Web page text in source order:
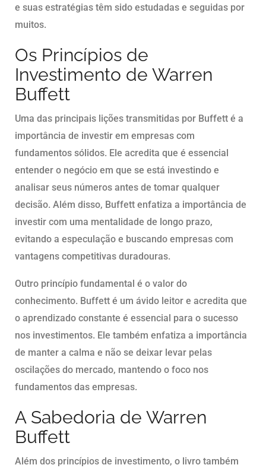
e suas estratégias têm sido estudadas e seguidas por
muitos.
Os Princípios de
Investimento de Warren
Buffett
Uma das principais lições transmitidas por Buffett é a
importância de investir em empresas com
fundamentos sólidos. Ele acredita que é essencial
entender o negócio em que se está investindo e
analisar seus números antes de tomar qualquer
decisão. Além disso, Buffett enfatiza a importância de
investir com uma mentalidade de longo prazo,
evitando a especulação e buscando empresas com
vantagens competitivas duradouras.
Outro princípio fundamental é o valor do
conhecimento. Buffett é um ávido leitor e acredita que
o aprendizado constante é essencial para o sucesso
nos investimentos. Ele também enfatiza a importância
de manter a calma e não se deixar levar pelas
oscilações do mercado, mantendo o foco nos
fundamentos das empresas.
A Sabedoria de Warren
Buffett
Além dos princípios de investimento, o livro também